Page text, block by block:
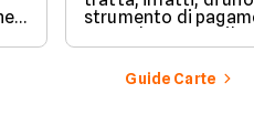
e
strumento di
comodo e versatile.
Vediamo quindi di
tratta quando si
carte di credito.
Guide Carte